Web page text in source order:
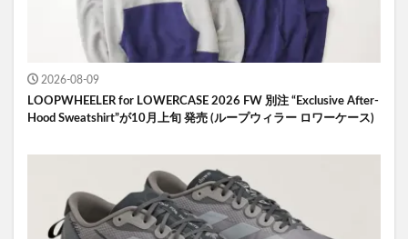
2026-08-09
LOOPWHEELER for LOWERCASE 2026 FW 別注 “Exclusive After-
Hood Sweatshirt”が10月上旬 発売 (ループウィラー ロワーケース)